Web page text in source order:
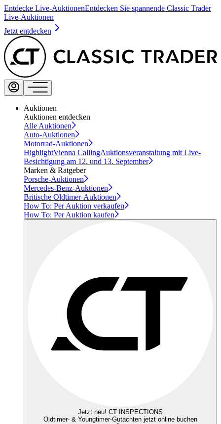
Entdecke Live-AuktionenEntdecken Sie spannende Classic Trader
Live-Auktionen
Jetzt entdecken
Auktionen
Auktionen entdecken
Alle Auktionen
Auto-Auktionen
Motorrad-Auktionen
HighlightVienna CallingAuktionsveranstaltung mit Live-
Besichtigung am 12. und 13. September
Marken & Ratgeber
Porsche-Auktionen
Mercedes-Benz-Auktionen
Britische Oldtimer-Auktionen
How To: Per Auktion verkaufen
How To: Per Auktion kaufen
Jetzt neu! CT INSPECTIONS
Oldtimer- & Youngtimer-Gutachten jetzt online buchen